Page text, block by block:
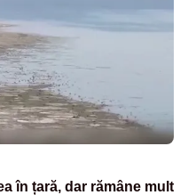
în țară, dar rămâne mult